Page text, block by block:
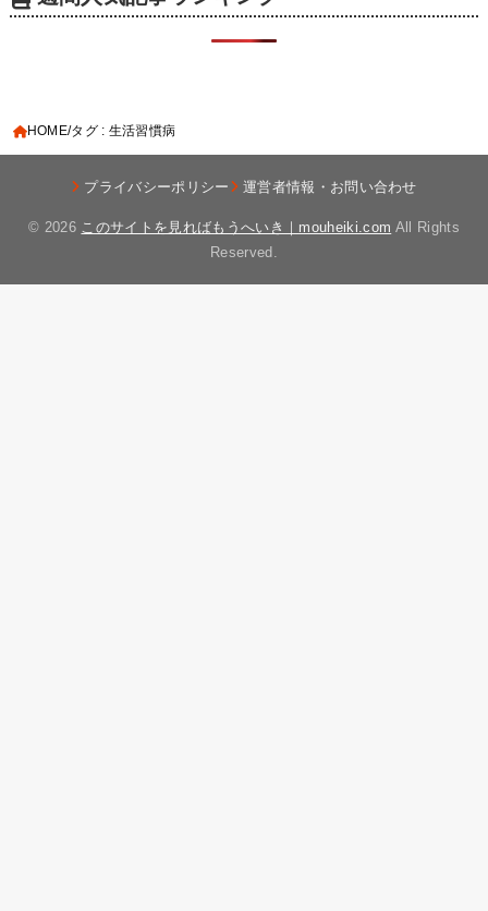
HOME タグ : 生活習慣病
プライバシーポリシー 運営者情報・お問い合わせ
© 2026 このサイトを見ればもうへいき｜mouheiki.com All Rights
Reserved.